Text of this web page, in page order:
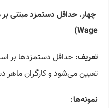
چهار.حداقل دستمزد مبتنی
Wage)
تعریف: حداقل دستمزدها بر
تعیین می‌شود و کارگران ماهر
نمونه‌ها: